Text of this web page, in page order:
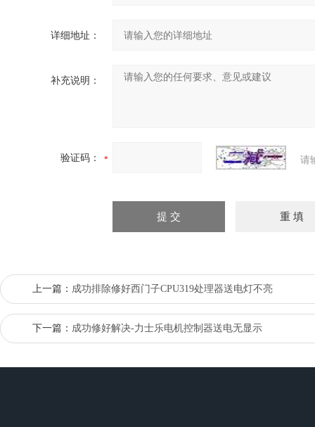
详细地址：
补充说明：
验证码： 请
上一篇： 成功排除修好西门子CPU319处理器送电灯不亮
下一篇： 成功修好解决-力士乐电机控制器送电无显示